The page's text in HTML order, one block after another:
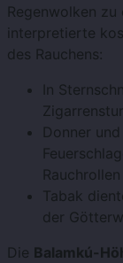
Regenwolken zu
interpretierte
des Rauchens:
In
Donner
Rauchrollen
Tabak
der
Die Balamkú-